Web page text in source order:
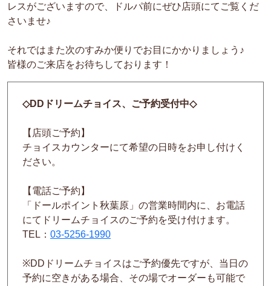
レスがございますので、ドルパ前にぜひ店頭にてご覧くだ
さいませ♪
それではまた次のすみか便りでお目にかかりましょう♪
皆様のご来店をお待ちしております！
◇DD ドリームチョイス、ご予約受付中◇
【店頭ご予約】
チョイスカウンターにて希望の日時をお申し付けく
ださい。
【電話ご予約】
「ドールポイント秋葉原」の営業時間内に、お電話
にてドリームチョイスのご予約を受け付けます。
TEL ： 03-5256-1990
※DD ドリームチョイスはご予約優先ですが、当日の
予約に空きがある場合、その場でオーダーも可能で